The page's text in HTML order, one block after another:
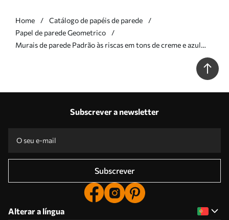
Home
Catálogo de papéis de parede
Papel de parede Geometrico
Murais de parede Padrão às riscas em tons de creme e azul
Subscrever a newsletter
Subscrever
Alterar a língua